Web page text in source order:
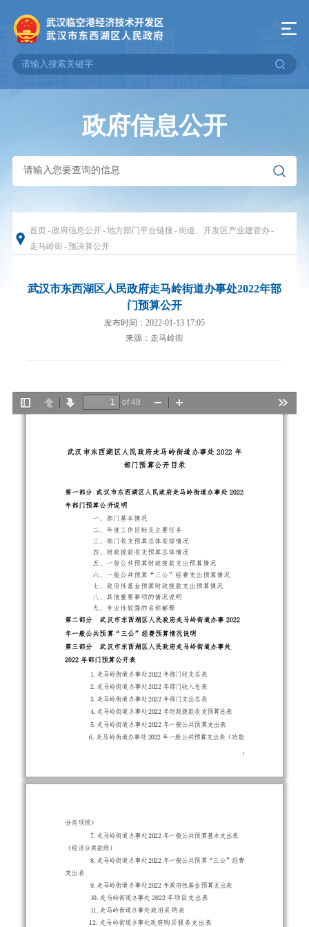
政府信息公开
首页-政府信息公开-地方部门平台链接-街道、开发区产业建管办-
走马岭街-预决算公开
武汉市东西湖区人民政府走马岭街道办事处2022年部
门预算公开
发布时间：2022-01-13 17:05
来源：走马岭街